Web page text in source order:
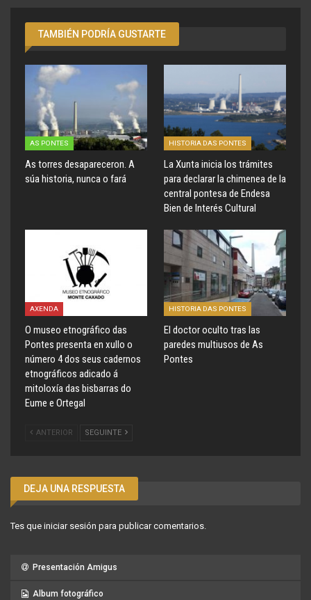
TAMBIÉN PODRÍA GUSTARTE
AS PONTES
As torres desapareceron. A
súa historia, nunca o fará
HISTORIA DAS PONTES
La Xunta inicia los trámites
para declarar la chimenea de la
central pontesa de Endesa
Bien de Interés Cultural
AXENDA
O museo etnográfico das
Pontes presenta en xullo o
número 4 dos seus cadernos
etnográficos adicado á
mitoloxía das bisbarras do
Eume e Ortegal
HISTORIA DAS PONTES
El doctor oculto tras las
paredes multiusos de As
Pontes
ANTERIOR SEGUINTE
DEJA UNA RESPUESTA
Tes que iniciar sesión para publicar comentarios.
Presentación Amigus
Album fotográfico